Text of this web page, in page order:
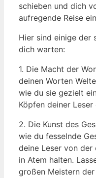
schieben und dich
aufregende Reise
Hier sind einige der
dich warten:
1. Die Macht der
deinen Worten
wie du sie gezielt
Köpfen deiner
2. Die Kunst des
wie du fesselnde
deine Leser von
in Atem halten.
großen Meistern